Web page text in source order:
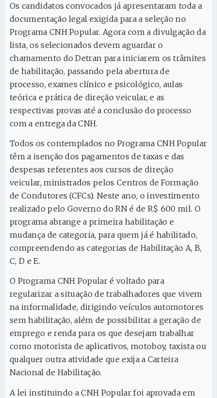
Os candidatos convocados já apresentaram toda a
documentação legal exigida para a seleção no
Programa CNH Popular. Agora com a divulgação da
lista, os selecionados devem aguardar o
chamamento do Detran para iniciarem os trâmites
de habilitação, passando pela abertura de
processo, exames clínico e psicológico, aulas
teórica e prática de direção veicular, e as
respectivas provas até a conclusão do processo
com a entrega da CNH.
Todos os contemplados no Programa CNH Popular
têm a isenção dos pagamentos de taxas e das
despesas referentes aos cursos de direção
veicular, ministrados pelos Centros de Formação
de Condutores (CFCs). Neste ano, o investimento
realizado pelo Governo do RN é de R$ 600 mil. O
programa abrange a primeira habilitação e
mudança de categoria, para quem já é habilitado,
compreendendo as categorias de Habilitação A, B,
C, D e E.
O Programa CNH Popular é voltado para
regularizar a situação de trabalhadores que vivem
na informalidade, dirigindo veículos automotores
sem habilitação, além de possibilitar a geração de
emprego e renda para os que desejam trabalhar
como motorista de aplicativos, motoboy, taxista ou
qualquer outra atividade que exija a Carteira
Nacional de Habilitação.
A lei instituindo a CNH Popular foi aprovada em